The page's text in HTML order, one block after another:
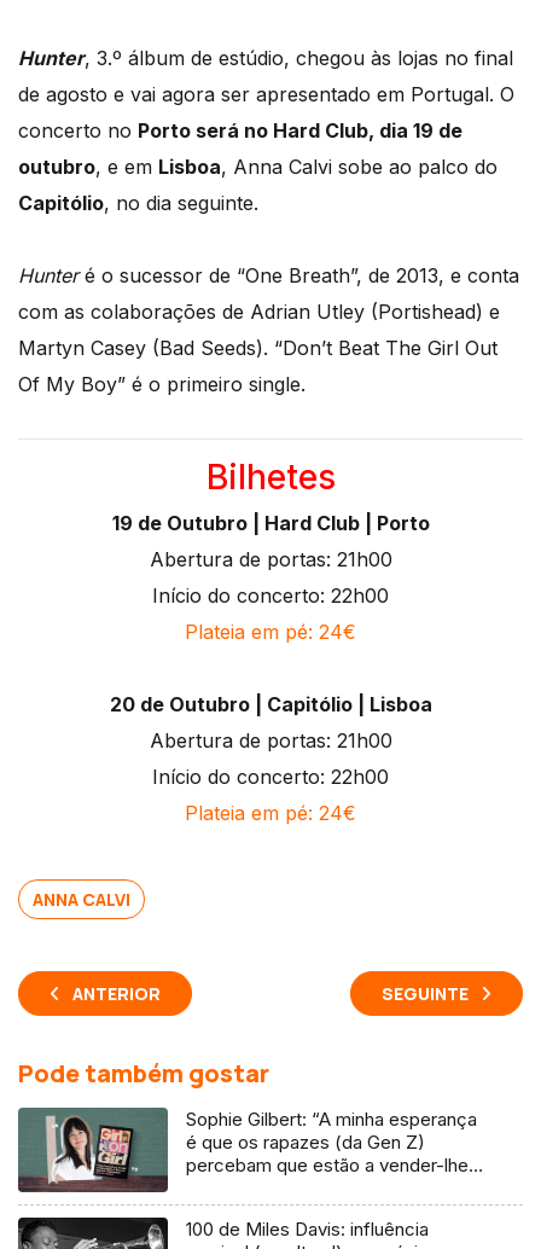
Hunter, 3.º álbum de estúdio, chegou às lojas no final
de agosto e vai agora ser apresentado em Portugal. O
concerto no Porto será no Hard Club, dia 19 de
outubro, e em Lisboa, Anna Calvi sobe ao palco do
Capitólio, no dia seguinte.
Hunteré o sucessor de “One Breath”, de 2013, e conta
com as colaborações de Adrian Utley (Portishead) e
Martyn Casey (Bad Seeds). “Don’t Beat The Girl Out
Of My Boy” é o primeiro single.
Bilhetes
19 de Outubro | Hard Club | Porto
Abertura de portas: 21h00
Início do concerto: 22h00
Plateia em pé: 24€
20 de Outubro | Capitólio | Lisboa
Abertura de portas: 21h00
Início do concerto: 22h00
Plateia em pé: 24€
ANNA CALVI
ANTERIOR SEGUINTE
Pode também gostar
Sophie Gilbert: “A minha esperança
é que os rapazes (da Gen Z)
percebam que estão a vender-lhes
100 de Miles Davis: influência